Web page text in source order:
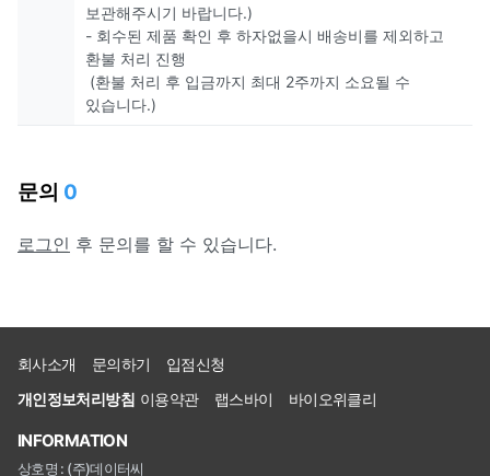
보관해주시기 바랍니다.)
- 회수된 제품 확인 후 하자없을시 배송비를 제외하고
환불 처리 진행
(환불 처리 후 입금까지 최대 2주까지 소요될 수
있습니다.)
문의 0
로그인 후 문의를 할 수 있습니다.
회사소개 문의하기
입점신청
개인정보처리방침 이용약관 랩스바이 바이오위클리
INFORMATION
상호명 : (주)데이터씨